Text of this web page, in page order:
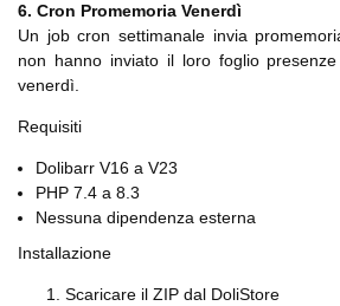
6. Cron Promemoria Venerdì
Un job cron settimanale invia
non hanno inviato il loro foglio
venerdì.
Requisiti
Dolibarr V16 a V23
PHP 7.4 a 8.3
Nessuna dipendenza esterna
Installazione
Scaricare il ZIP dal DoliStore